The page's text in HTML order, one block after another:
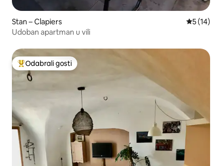
Stan – Clapiers Prosječna
5 (14)
Udoban apartman u vili
Među najviše rangiranima s oznakom „Odabrali gosti”
Odabrali gosti